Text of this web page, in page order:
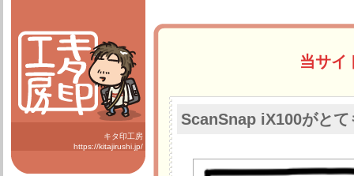
キタ印工房
https://kitajirushi.jp/
当サイ
ScanSnap iX100がと